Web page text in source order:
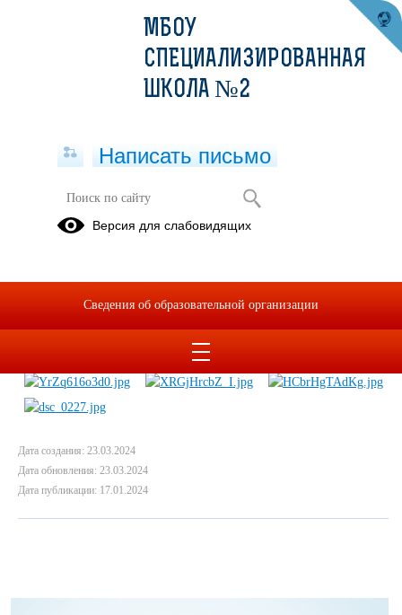
Юнармия МБОУ
специализированная школа №2
Дата создания: 23.03.2024
Дата обновления: 23.03.2024
Дата публикации: 17.01.2024
МБОУ
СПЕЦИАЛИЗИРОВАННАЯ
ШКОЛА №2
Написать письмо
Версия для слабовидящих
Сведения об образовательной организации